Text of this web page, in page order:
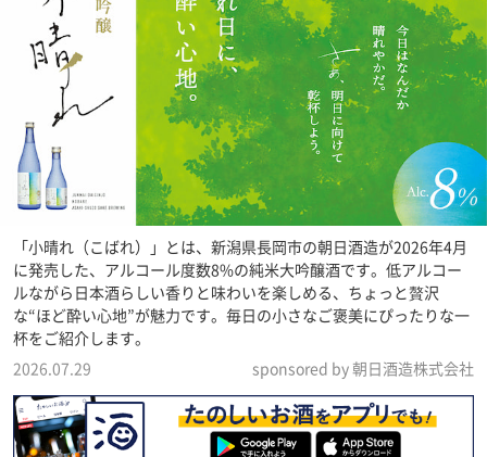
「小晴れ（こばれ）」とは、新潟県長岡市の朝日酒造が2026年4月
に発売した、アルコール度数8%の純米大吟醸酒です。低アルコー
ルながら日本酒らしい香りと味わいを楽しめる、ちょっと贅沢
な“ほど酔い心地”が魅力です。毎日の小さなご褒美にぴったりな一
杯をご紹介します。
2026.07.29
sponsored by 朝日酒造株式会社